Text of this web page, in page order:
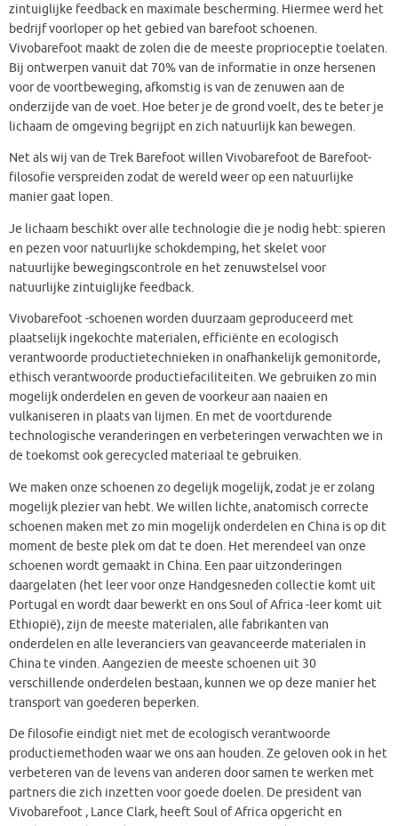
zintuiglijke feedback en maximale bescherming. Hiermee werd het
bedrijf voorloper op het gebied van barefoot schoenen.
Vivobarefoot maakt de zolen die de meeste proprioceptie toelaten.
Bij ontwerpen vanuit dat 70% van de informatie in onze hersenen
voor de voortbeweging, afkomstig is van de zenuwen aan de
onderzijde van de voet. Hoe beter je de grond voelt, des te beter je
lichaam de omgeving begrijpt en zich natuurlijk kan bewegen.
Net als wij van de Trek Barefoot willen Vivobarefoot de Barefoot-
filosofie verspreiden zodat de wereld weer op een natuurlijke
manier gaat lopen.
Je lichaam beschikt over alle technologie die je nodig hebt: spieren
en pezen voor natuurlijke schokdemping, het skelet voor
natuurlijke bewegingscontrole en het zenuwstelsel voor
natuurlijke zintuiglijke feedback.
Vivobarefoot -schoenen worden duurzaam geproduceerd met
plaatselijk ingekochte materialen, efficiënte en ecologisch
verantwoorde productietechnieken in onafhankelijk gemonitorde,
ethisch verantwoorde productiefaciliteiten. We gebruiken zo min
mogelijk onderdelen en geven de voorkeur aan naaien en
vulkaniseren in plaats van lijmen. En met de voortdurende
technologische veranderingen en verbeteringen verwachten we in
de toekomst ook gerecycled materiaal te gebruiken.
We maken onze schoenen zo degelijk mogelijk, zodat je er zolang
mogelijk plezier van hebt. We willen lichte, anatomisch correcte
schoenen maken met zo min mogelijk onderdelen en China is op dit
moment de beste plek om dat te doen. Het merendeel van onze
schoenen wordt gemaakt in China. Een paar uitzonderingen
daargelaten (het leer voor onze Handgesneden collectie komt uit
Portugal en wordt daar bewerkt en ons Soul of Africa -leer komt uit
Ethiopië), zijn de meeste materialen, alle fabrikanten van
onderdelen en alle leveranciers van geavanceerde materialen in
China te vinden. Aangezien de meeste schoenen uit 30
verschillende onderdelen bestaan, kunnen we op deze manier het
transport van goederen beperken.
De filosofie eindigt niet met de ecologisch verantwoorde
productiemethoden waar we ons aan houden. Ze geloven ook in het
verbeteren van de levens van anderen door samen te werken met
partners die zich inzetten voor goede doelen. De president van
Vivobarefoot , Lance Clark, heeft Soul of Africa opgericht en